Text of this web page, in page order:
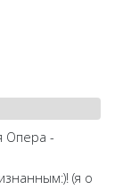
Опера -
(я о